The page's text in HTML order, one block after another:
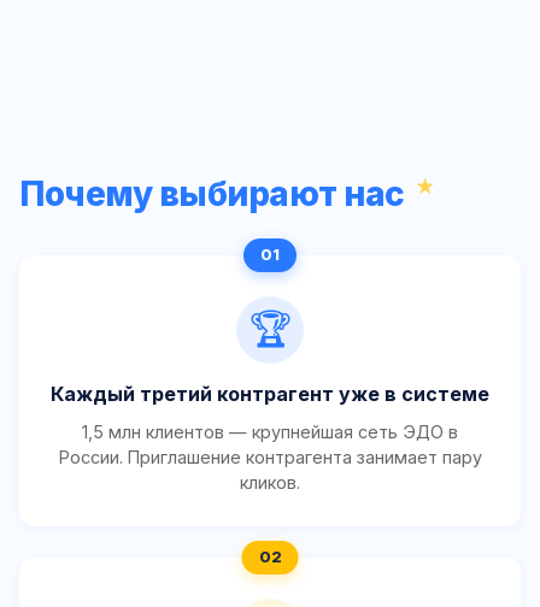
Почему выбирают нас
🏆
Каждый третий контрагент уже в системе
1,5 млн клиентов — крупнейшая сеть ЭДО в
России. Приглашение контрагента занимает пару
кликов.